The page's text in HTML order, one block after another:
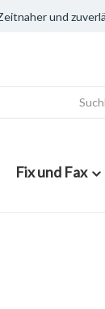
und
Fix und Fax